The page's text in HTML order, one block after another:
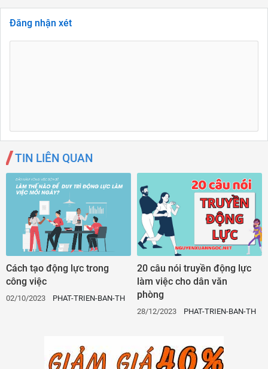
Đăng nhận xét
TIN LIÊN QUAN
Cách tạo động lực trong
công việc
02/10/2023 PHAT-TRIEN-BAN-THAN
20 câu nói truyền động lực
làm việc cho dân văn
phòng
28/12/2023 PHAT-TRIEN-BAN-THAN